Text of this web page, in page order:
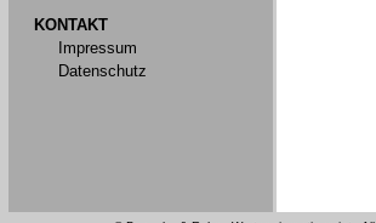
KONTAKT
Impressum
Datenschutz